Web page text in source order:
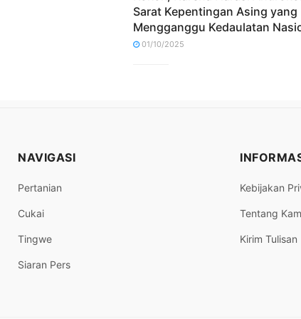
Sarat Kepentingan Asing yang
Mengganggu Kedaulatan
01/10/2025
NAVIGASI
Pertanian
Cukai
Tingwe
Siaran Pers
Kebijakan
Tentang
Kirim Tulisan